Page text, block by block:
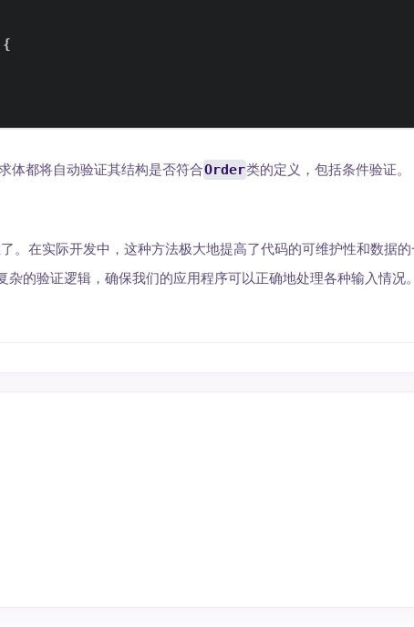
{
体都将自动验证其结构是否符合Order类的定义，包括条件验证。
。在实际开发中，这种方法极大地提高了代码的可维护性和数据
杂的验证逻辑，确保我们的应用程序可以正确地处理各种输入情况。